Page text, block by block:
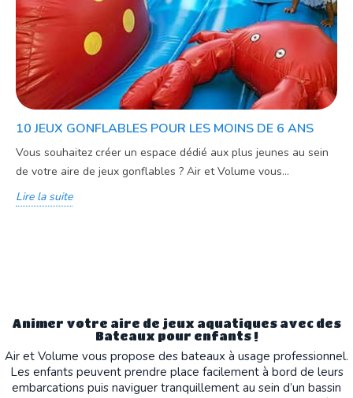
10 JEUX GONFLABLES POUR LES MOINS DE 6 ANS
Vous souhaitez créer un espace dédié aux plus jeunes au sein
de votre aire de jeux gonflables ? Air et Volume vous...
Lire la suite
Animer votre aire de jeux aquatiques avec des
Bateaux pour enfants !
Air et Volume vous propose des bateaux à usage professionnel.
Les enfants peuvent prendre place facilement à bord de leurs
embarcations puis naviguer tranquillement au sein d’un bassin